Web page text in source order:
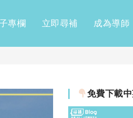
專欄 立即尋補 成為導師
免費下載